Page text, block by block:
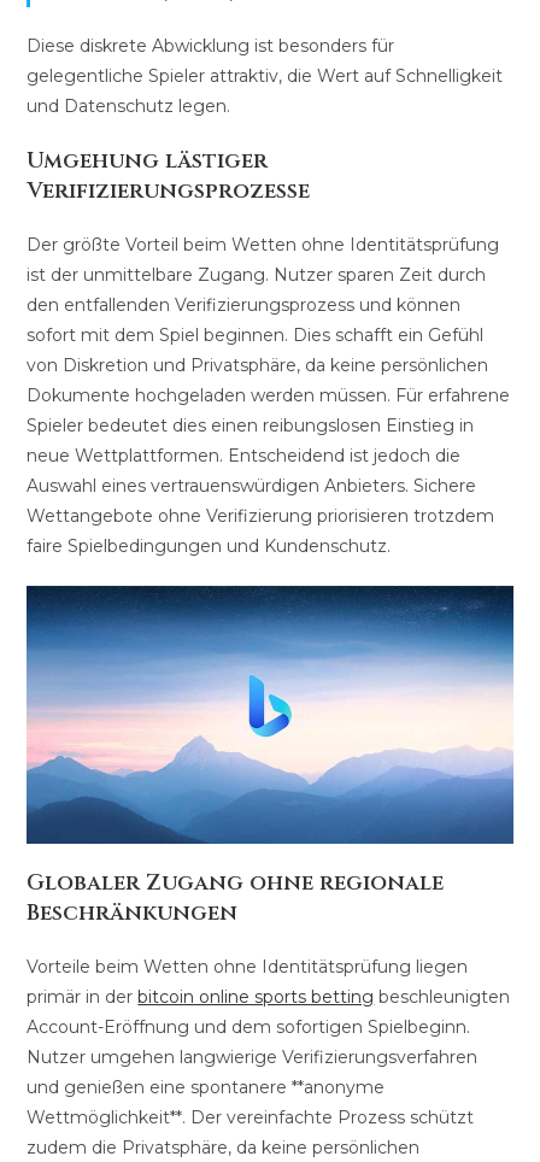
Diese diskrete Abwicklung ist besonders für
gelegentliche Spieler attraktiv, die Wert auf Schnelligkeit
und Datenschutz legen.
Umgehung lästiger
Verifizierungsprozesse
Der größte Vorteil beim Wetten ohne Identitätsprüfung
ist der unmittelbare Zugang. Nutzer sparen Zeit durch
den entfallenden Verifizierungsprozess und können
sofort mit dem Spiel beginnen. Dies schafft ein Gefühl
von Diskretion und Privatsphäre, da keine persönlichen
Dokumente hochgeladen werden müssen. Für erfahrene
Spieler bedeutet dies einen reibungslosen Einstieg in
neue Wettplattformen. Entscheidend ist jedoch die
Auswahl eines vertrauenswürdigen Anbieters. Sichere
Wettangebote ohne Verifizierung priorisieren trotzdem
faire Spielbedingungen und Kundenschutz.
Globaler Zugang ohne regionale
Beschränkungen
Vorteile beim Wetten ohne Identitätsprüfung liegen
primär in derbitcoin online sports betting beschleunigten
Account-Eröffnung und dem sofortigen Spielbeginn.
Nutzer umgehen langwierige Verifizierungsverfahren
und genießen eine spontanere **anonyme
Wettmöglichkeit**. Der vereinfachte Prozess schützt
zudem die Privatsphäre, da keine persönlichen